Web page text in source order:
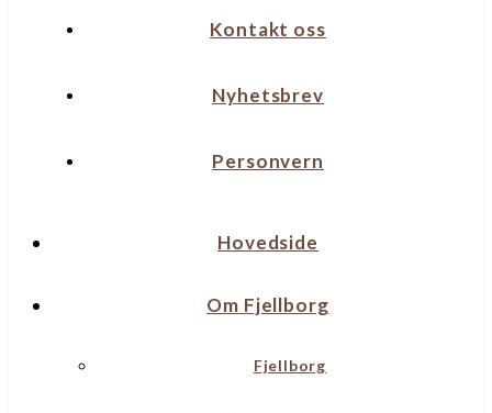
Kontakt oss
Nyhetsbrev
Personvern
Hovedside
Om Fjellborg
Fjellborg